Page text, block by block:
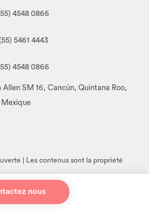
nous
4548 0866
5461 4443
4548 0866
SM 16, Cancún, Quintana Roo,
Mexique
| Les contenus sont la propriété
soit, est interdite sans l'autorisation